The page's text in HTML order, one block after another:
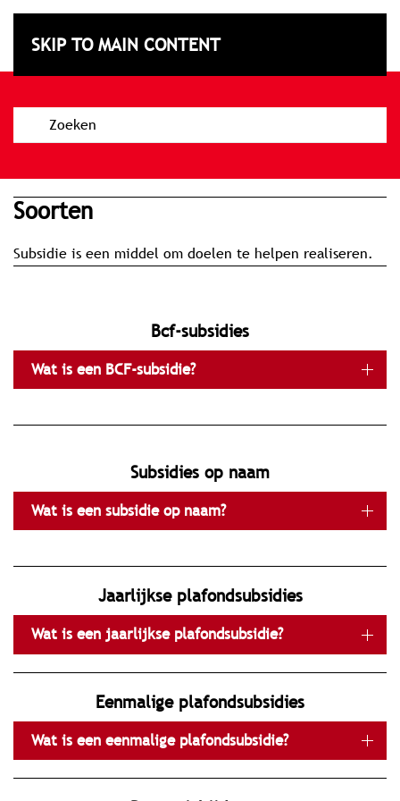
SKIP TO MAIN CONTENT
Texel
soorten
Subsidie is een middel om doelen te helpen realiseren.
bcf-subsidies
Wat is een BCF-subsidie?
subsidies op naam
Wat is een subsidie op naam?
jaarlijkse plafondsubsidies
Wat is een jaarlijkse plafondsubsidie?
eenmalige plafondsubsidies
Wat is een eenmalige plafondsubsidie?